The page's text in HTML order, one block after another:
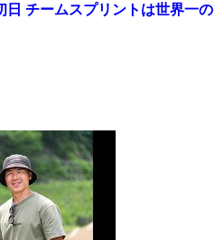
日 チームスプリントは世界一の